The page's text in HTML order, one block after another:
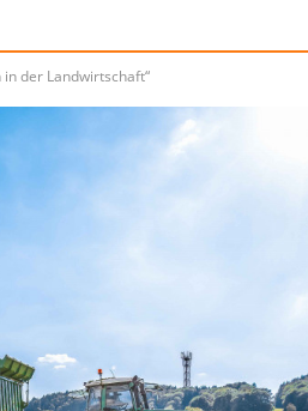
der Landwirtschaft“